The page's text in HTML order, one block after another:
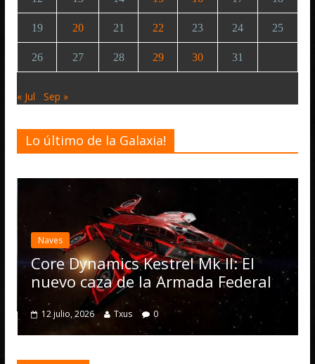
19 20 21 22 23 24 25
26 27 28 29 30 31
« Jul Sep »
Lo último de la Galaxia!
Dynamics Kestrel Mk II: El
caza de la Armada Federal
julio, 2026 Txus 0
Desarrollo